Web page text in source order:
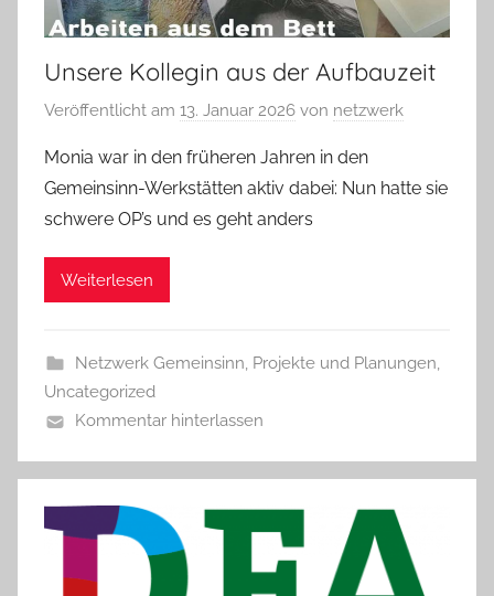
Unsere Kollegin aus der Aufbauzeit
Veröffentlicht am 13. Januar 2026 von netzwerk
Monia war in den früheren Jahren in den
Gemeinsinn-Werkstätten aktiv dabei: Nun hatte sie
schwere OP’s und es geht anders
Weiterlesen
Netzwerk Gemeinsinn, Projekte und Planungen,
Uncategorized
Kommentar hinterlassen